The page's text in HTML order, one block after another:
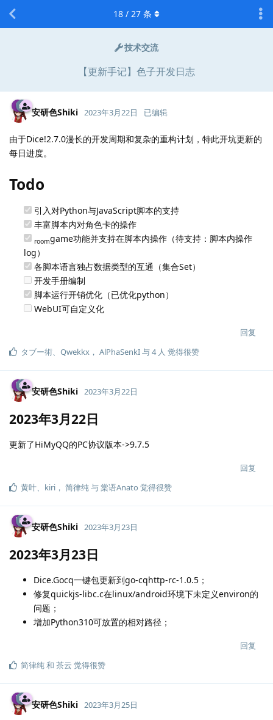
技术交流
【更新手记】色子开发日志
18 / 27 条
安研色Shiki 2023年3月22日 已编辑
由于Dice!2.7.0漫长的开发周期和复杂的重构计划，特此开坑更新的
每日进度。
Todo
引入对Python与JavaScript脚本的支持
丰富脚本内对角色卡的操作
roomgame功能并支持在脚本内操作（待支持：脚本内操作
log）
各脚本语言独占数据类型的互通（集合Set）
开发手册编制
脚本运行开销优化（已优化python）
WebUI可自定义化
回复
タブー術、 Qwekkx ， AlPhaSenkI与4人 觉得很赞
安研色Shiki 2023年3月22日
2023年3月22日
更新了HiMyQQ的PC协议版本->9.7.5
回复
黄叶、 kiri ， 简律纯与棠语Anato 觉得很赞
安研色Shiki 2023年3月23日
2023年3月23日
Dice.Gocq一键包更新到go-cqhttp-rc-1.0.5；
修复quickjs-libc.c在linux/android环境下未定义environ的
问题；
增加Python310可放置的相对路径；
回复
简律纯和 茶云 觉得很赞
安研色Shiki 2023年3月25日